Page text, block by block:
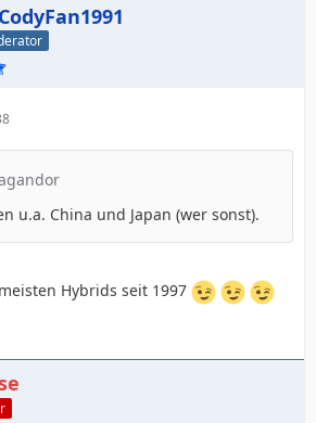
u.a. China und Japan (wer sonst).
Hybrids seit 1997